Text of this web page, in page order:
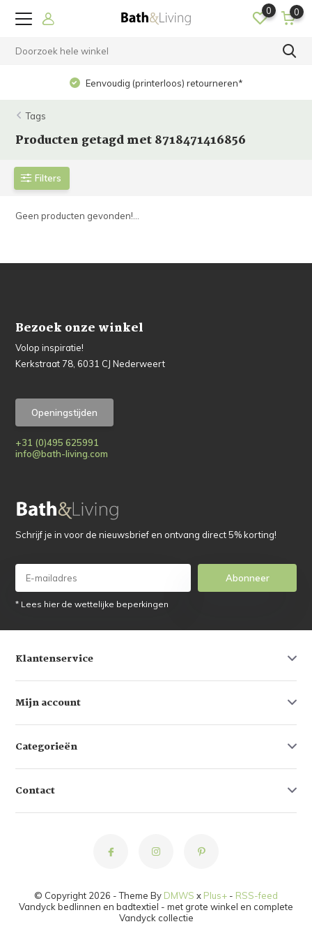
0 0
Eenvoudig (printerloos) retourneren*
Tags
Producten getagd met 8718471416856
Filters
Geen producten gevonden!...
Bezoek onze winkel
Volop inspiratie!
Kerkstraat 78, 6031 CJ Nederweert
Openingstijden
+31 (0)495 625991
info@bath-living.com
Schrijf je in voor de nieuwsbrief en ontvang direct 5% korting!
Abonneer
* Lees hier de wettelijke beperkingen
Klantenservice
Mijn account
Categorieën
Contact
© Copyright 2026 - Theme By DMWS x Plus+ - RSS-feed
Vandyck bedlinnen en badtextiel - met grote winkel en complete
Vandyck collectie